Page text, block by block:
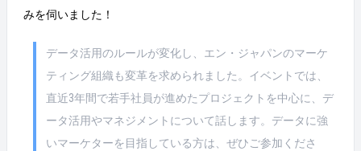
みを伺いました！
データ活用のルールが変化し、エン・ジャパンのマーケ
ティング組織も変革を求められました。イベントでは、
直近3年間で若手社員が進めたプロジェクトを中心に、デ
ータ活用やマネジメントについて話します。データに強
いマーケターを目指している方は、ぜひご参加くださ